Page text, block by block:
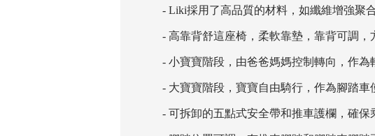
- Liki採用了高品質的材料，如纖維增強聚
- 高靠背舒這座椅，柔軟靠墊，靠背可調，
- 小寶寶階段，由爸爸媽媽控制轉向，作為
- 大寶寶階段，寶寶自由騎行，作為腳踏車
- 可拆卸的五點式安全帶和推車護欄，確保